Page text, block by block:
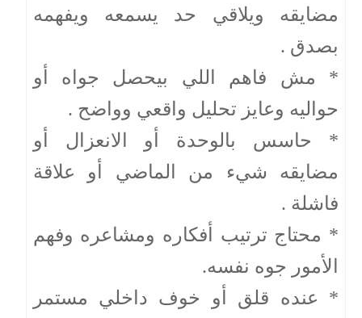
مضايقه ويلاقي حد يسمعه ويفهمه
بصدق .
* مش فاهم اللي بيحصل جواه أو
حواليه وعايز تحليل واقعي وواضح .
* حاسس بالوحدة أو الانعزال أو
مضايقه شيء من الماضي أو علاقة
فاشلة .
* محتاج ترتيب أفكاره ومشاعره وفهم
الأمور جوه نفسه.
* عنده قلق أو خوف داخلي مستمر